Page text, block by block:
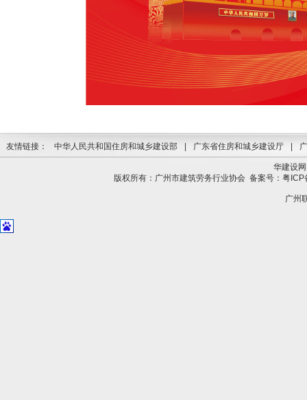
友情链接： 中华人民共和国住房和城乡建设部 广东省住房和城乡建设厅
华建设网
版权所有：广州市建筑劳务行业协会备案号：粤
广州